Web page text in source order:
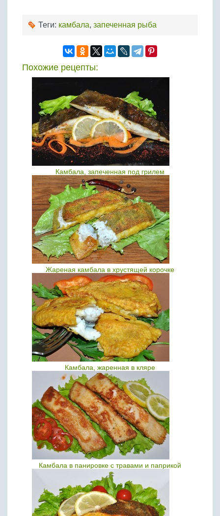
Теги: камбала, запеченная рыба
Похожие рецепты:
Камбала, запеченная под грилем
Жареная камбала в хрустящей корочке
Камбала, жаренная в кляре
Камбала в панировке с травами и паприкой